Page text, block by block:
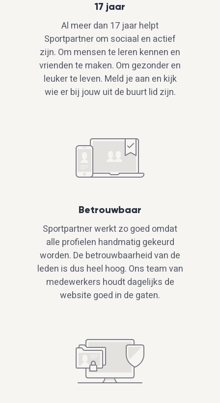
17 jaar
Al meer dan 17 jaar helpt
Sportpartner om sociaal en actief
zijn. Om mensen te leren kennen en
vrienden te maken. Om gezonder en
leuker te leven. Meld je aan en kijk
wie er bij jouw uit de buurt lid zijn.
Betrouwbaar
Sportpartner werkt zo goed omdat
alle profielen handmatig gekeurd
worden. De betrouwbaarheid van de
leden is dus heel hoog. Ons team van
medewerkers houdt dagelijks de
website goed in de gaten.